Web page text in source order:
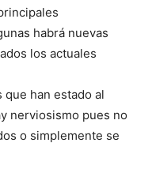
habrá nuevas
los actuales
han estado al
nerviosismo pues no
o simplemente se